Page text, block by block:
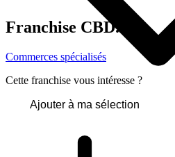
Franchise CBD.FR
Commerces spécialisés
Cette franchise vous intéresse ?
Ajouter à ma sélection